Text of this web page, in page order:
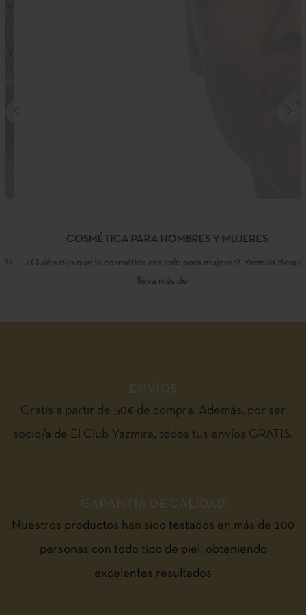
COSMÉTICA PARA HOMBRES Y MUJERES
¿Quién dijo que la cosmética era solo para mujeres? Yazmira Beauty
lleva más de ...
ENVÍOS
Gratis a partir de 50€ de compra. Además, por ser
socio/a de El Club Yazmira, todos tus envíos GRATIS.
GARANTÍA DE CALIDAD
Nuestros productos han sido testados en más de 100
personas con todo tipo de piel, obteniendo
excelentes resultados